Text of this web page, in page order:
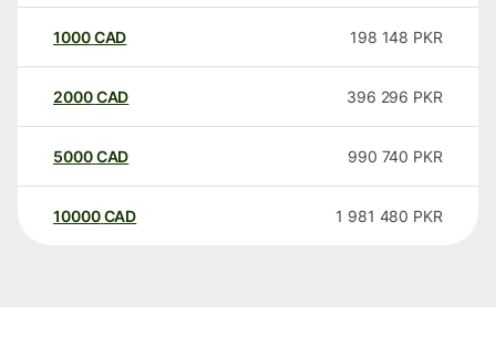
1000CAD 198 148 PKR
2000CAD 396 296 PKR
5000CAD 990 740 PKR
10000 CAD 1 981 480 PKR